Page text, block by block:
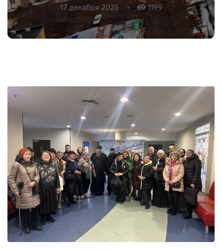
17 декабря 2025 • 1199